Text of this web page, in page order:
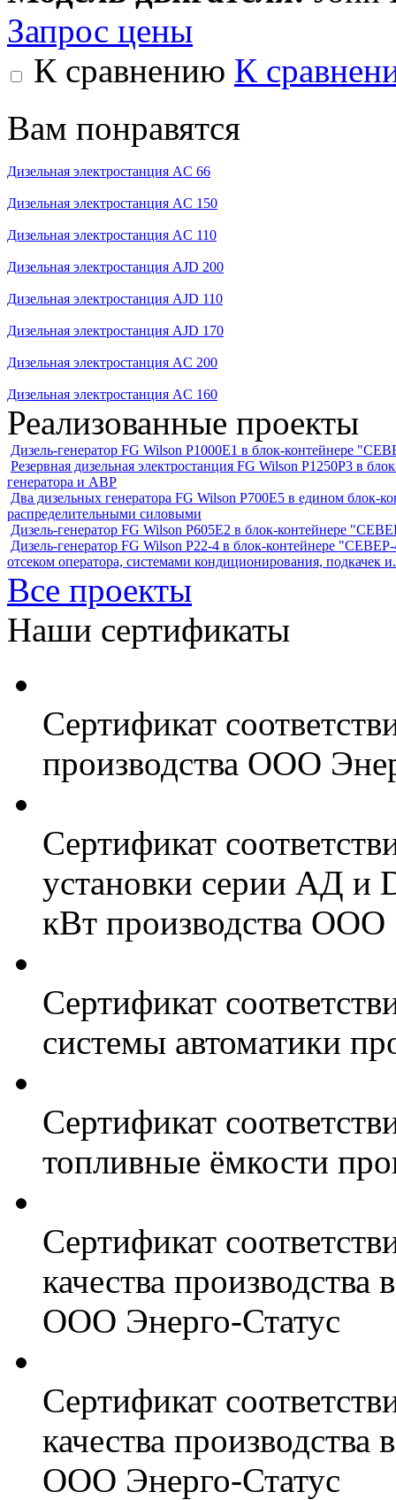
Запрос цены
К сравнению К
Вам понравятся
Дизельная электростанция AC 66
Дизельная электростанция AC 150
Дизельная электростанция AC 110
Дизельная электростанция AJD 200
Дизельная электростанция AJD 110
Дизельная электростанция AJD 170
Дизельная электростанция AC 200
Дизельная электростанция AC 160
Реализованные проекты
Дизель-генератор FG Wilson P1000E1 в блок-контейнере
Резервная дизельная электростанция FG Wilson P1250Р3 в
генератора и АВР
Два дизельных генератора FG Wilson P700E5 в едином
распределительными силовыми
Дизель-генератор FG Wilson P605Е2 в блок-контейнере
Дизель-генератор FG Wilson P22-4 в блок-контейнере
отсеком оператора, системами кондиционирования, подкачек
Все проекты
Наши сертификаты
Сертификат
производства ООО
Сертификат
установки серии АД и
кВт производства ООО
Сертификат
системы автоматики
Сертификат
топливные ёмкости
Сертификат
качества
ООО Энерго-Статус
Сертификат
качества
ООО Энерго-Статус